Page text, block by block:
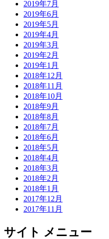
2019年7月
2019年6月
2019年5月
2019年4月
2019年3月
2019年2月
2019年1月
2018年12月
2018年11月
2018年10月
2018年9月
2018年8月
2018年7月
2018年6月
2018年5月
2018年4月
2018年3月
2018年2月
2018年1月
2017年12月
2017年11月
サイト メニュー